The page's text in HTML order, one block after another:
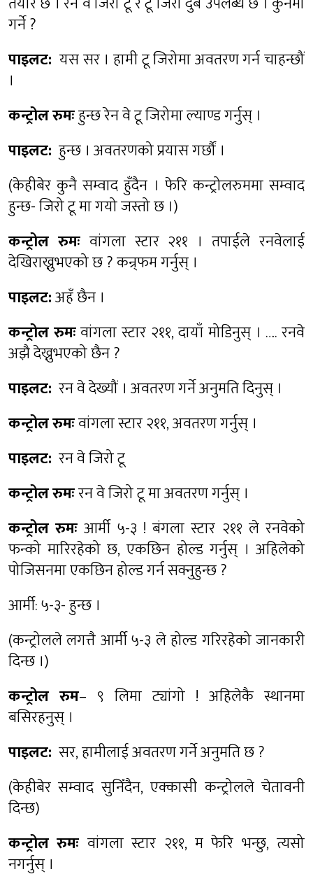
गर्ने ?
पाइलट: यस सर । हामी टू जिरोमा अवतरण गर्न चाहन्छौं
।
कन्ट्रोल रुमःहुन्छ रेन वे टू जिरोमा ल्याण्ड गर्नुस् ।
पाइलट: हुन्छ । अवतरणको प्रयास गर्छौं ।
(केहीबेर कुनै सम्वाद हुँदैन । फेरि कन्ट्रोलरुममा सम्वाद
हुन्छ- जिरो टू मा गयो जस्तो छ ।)
कन्ट्रोल रुमःवांगला स्टार २११ । तपाईले रनवेलाई
देखिराख्नुभएको छ ? कन्र्फम गर्नुस् ।
पाइलट:अहँ छैन ।
कन्ट्रोल रुमःवांगला स्टार २११, दायाँ मोडिनुस् । …. रनवे
अझै देख्नुभएको छैन ?
पाइलट: रन वे देख्यौं । अवतरण गर्ने अनुमति दिनुस् ।
कन्ट्रोल रुमःवांगला स्टार २११, अवतरण गर्नुस् ।
पाइलट: रन वे जिरो टू
कन्ट्रोल रुमःरन वे जिरो टू मा अवतरण गर्नुस् ।
कन्ट्रोल रुमः आर्मी ५-३ ! बंगला स्टार २११ ले रनवेको
फन्को मारिरहेको छ, एकछिन होल्ड गर्नुस् । अहिलेको
पोजिसनमा एकछिन होल्ड गर्न सक्नुहुन्छ ?
आर्मी: ५-३- हुन्छ ।
(कन्ट्रोलले लगत्तै आर्मी ५-३ ले होल्ड गरिरहेको जानकारी
दिन्छ ।)
कन्ट्रोल रुम– ९ लिमा ट्यांगो ! अहिलेकै स्थानमा
बसिरहनुस् ।
पाइलट: सर, हामीलाई अवतरण गर्ने अनुमति छ ?
(केहीबेर सम्वाद सुनिँदैन, एक्कासी कन्ट्रोलले चेतावनी
दिन्छ)
कन्ट्रोल रुमः वांगला स्टार २११, म फेरि भन्छु, त्यसो
नगर्नुस् ।